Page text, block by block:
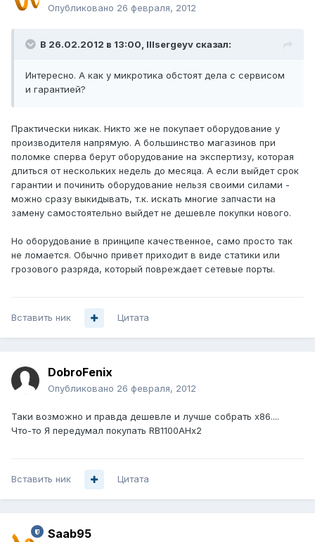
Опубликовано 26 февраля, 2012
В 26.02.2012 в 13:00, lllsergeyv сказал:
Интересно. А как у микротика обстоят дела с сервисом
и гарантией?
Практически никак. Никто же не покупает оборудование у
производителя напрямую. А большинство магазинов при
поломке сперва берут оборудование на экспертизу, которая
длиться от нескольких недель до месяца. А если выйдет срок
гарантии и починить оборудование нельзя своими силами -
можно сразу выкидывать, т.к. искать многие запчасти на
замену самостоятельно выйдет не дешевле покупки нового.
Но оборудование в принципе качественное, само просто так
не ломается. Обычно привет приходит в виде статики или
грозового разряда, который повреждает сетевые порты.
Вставить ник Цитата
DobroFenix
Опубликовано 26 февраля, 2012
Таки возможно и правда дешевле и лучше собрать x86....
Что-то Я передумал покупать RB1100AHx2
Вставить ник Цитата
Saab95